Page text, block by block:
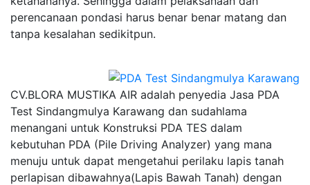
perencanaan pondasi harus benar benar matang dan
tanpa kesalahan sedikitpun.
CV.BLORA MUSTIKA AIR adalah penyedia Jasa PDA
Test Sindangmulya Karawang dan sudahlama
menangani untuk Konstruksi PDA TES dalam
kebutuhan PDA (Pile Driving Analyzer) yang mana
menuju untuk dapat mengetahui perilaku lapis tanah
perlapisan dibawahnya(Lapis Bawah Tanah) dengan